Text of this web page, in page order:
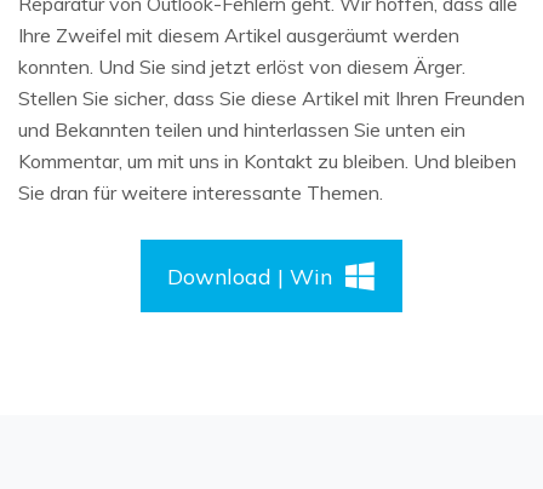
Ihre Zweifel mit diesem Artikel ausgeräumt werden
konnten. Und Sie sind jetzt erlöst von diesem Ärger.
Stellen Sie sicher, dass Sie diese Artikel mit Ihren Freunden
und Bekannten teilen und hinterlassen Sie unten ein
Kommentar, um mit uns in Kontakt zu bleiben. Und bleiben
Sie dran für weitere interessante Themen.
Download | Win